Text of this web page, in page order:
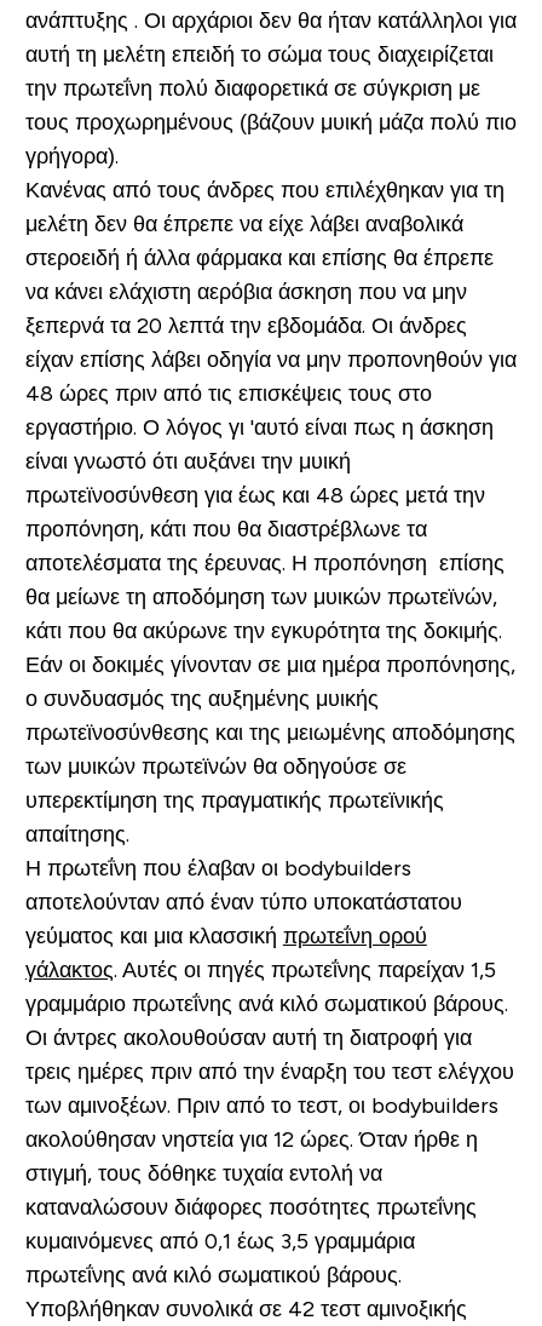
ανάπτυξης . Οι αρχάριοι δεν θα ήταν κατάλληλοι για
αυτή τη μελέτη επειδή το σώμα τους διαχειρίζεται
την πρωτεΐνη πολύ διαφορετικά σε σύγκριση με
τους προχωρημένους (βάζουν μυική μάζα πολύ πιο
γρήγορα).
Κανένας από τους άνδρες που επιλέχθηκαν για τη
μελέτη δεν θα έπρεπε να είχε λάβει αναβολικά
στεροειδή ή άλλα φάρμακα και επίσης θα έπρεπε
να κάνει ελάχιστη αερόβια άσκηση που να μην
ξεπερνά τα 20 λεπτά την εβδομάδα. Οι άνδρες
είχαν επίσης λάβει οδηγία να μην προπονηθούν για
48 ώρες πριν από τις επισκέψεις τους στο
εργαστήριο. Ο λόγος γι 'αυτό είναι πως η άσκηση
είναι γνωστό ότι αυξάνει την μυική
πρωτεϊνοσύνθεση για έως και 48 ώρες μετά την
προπόνηση, κάτι που θα διαστρέβλωνε τα
αποτελέσματα της έρευνας. Η προπόνηση επίσης
θα μείωνε τη αποδόμηση των μυικών πρωτεϊνών,
κάτι που θα ακύρωνε την εγκυρότητα της δοκιμής.
Εάν οι δοκιμές γίνονταν σε μια ημέρα προπόνησης,
ο συνδυασμός της αυξημένης μυικής
πρωτεϊνοσύνθεσης και της μειωμένης αποδόμησης
των μυικών πρωτεϊνών θα οδηγούσε σε
υπερεκτίμηση της πραγματικής πρωτεϊνικής
απαίτησης.
Η πρωτεΐνη που έλαβαν οι bodybuilders
αποτελούνταν από έναν τύπο υποκατάστατου
γεύματος και μια κλασσική πρωτεΐνη ορού
γάλακτος. Αυτές οι πηγές πρωτεΐνης παρείχαν 1,5
γραμμάριο πρωτεΐνης ανά κιλό σωματικού βάρους.
Οι άντρες ακολουθούσαν αυτή τη διατροφή για
τρεις ημέρες πριν από την έναρξη του τεστ ελέγχου
των αμινοξέων. Πριν από το τεστ, οι bodybuilders
ακολούθησαν νηστεία για 12 ώρες. Όταν ήρθε η
στιγμή, τους δόθηκε τυχαία εντολή να
καταναλώσουν διάφορες ποσότητες πρωτεΐνης
κυμαινόμενες από 0,1 έως 3,5 γραμμάρια
πρωτεΐνης ανά κιλό σωματικού βάρους.
Υποβλήθηκαν συνολικά σε 42 τεστ αμινοξικής